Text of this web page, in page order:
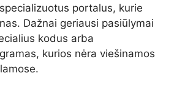
portalus, kurie
Dažnai geriausi pasiūlymai
kodus arba
kurios nėra viešinamos